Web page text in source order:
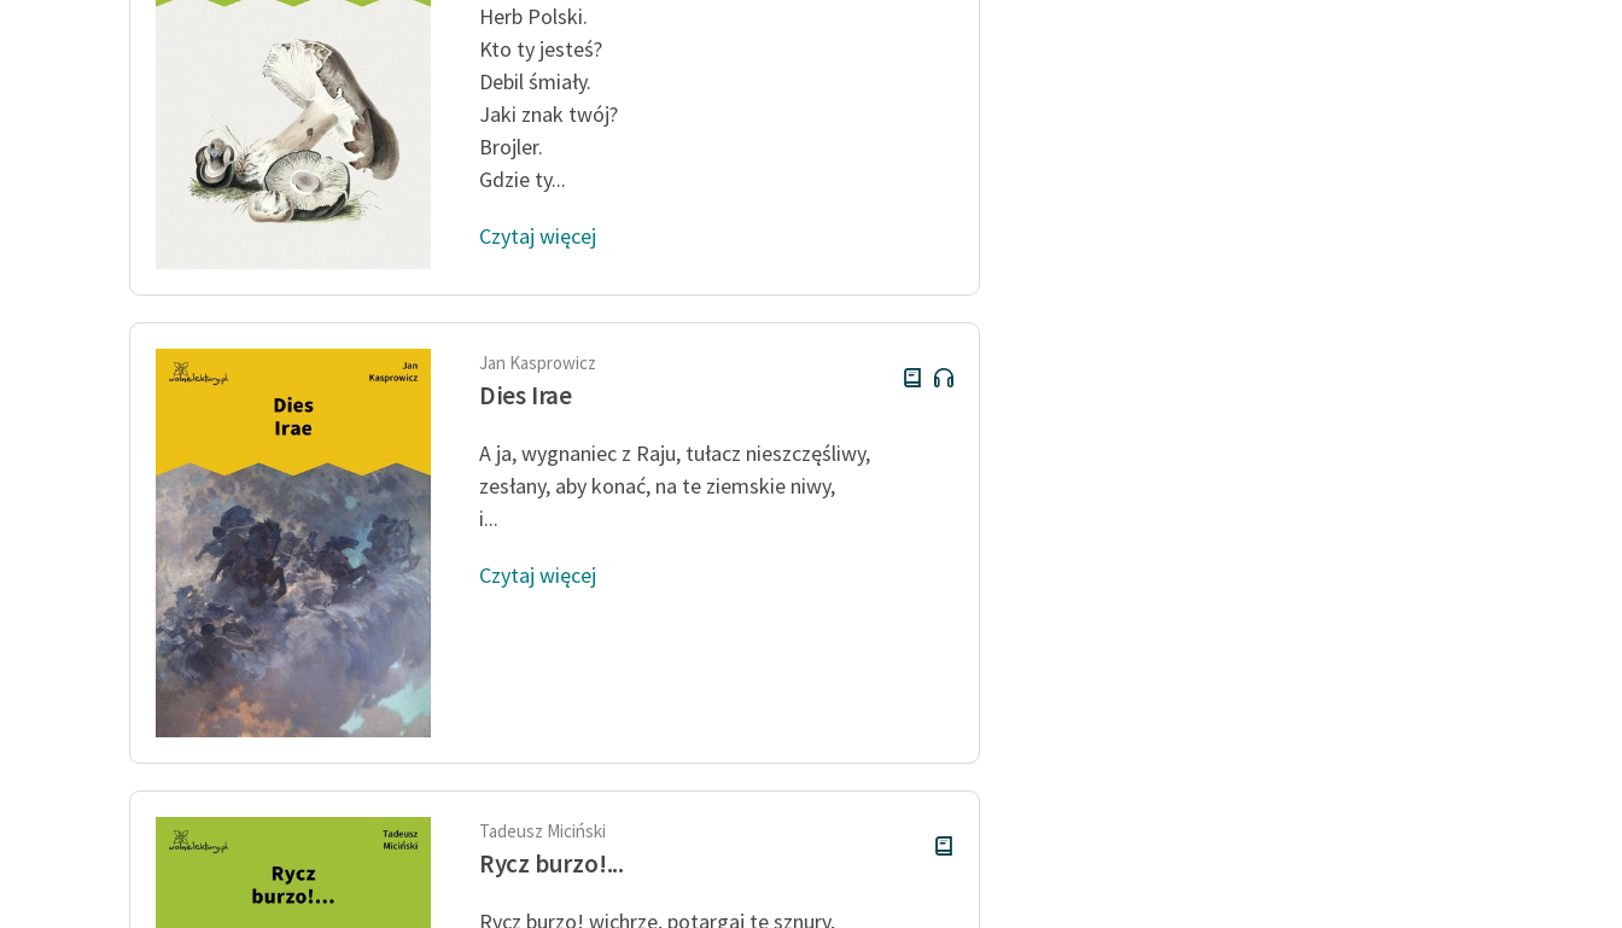
Herb Polski.
Kto ty jesteś?
Debil śmiały.
Jaki znak twój?
Brojler.
Gdzie ty...
Czytaj więcej
Jan Kasprowicz
Dies Irae
A ja, wygnaniec z Raju, tułacz nieszczęśliwy,
zesłany, aby konać, na te ziemskie niwy,
i...
Czytaj więcej
Tadeusz Miciński
Rycz burzo!...
Rycz burzo! wichrze, potargaj te sznury,